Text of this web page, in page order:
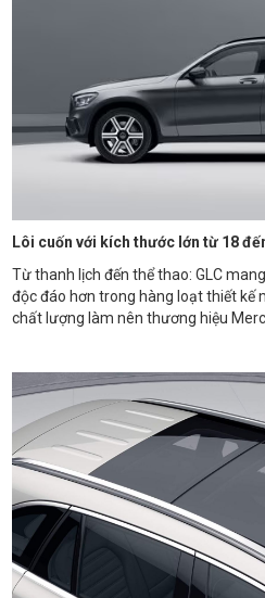
Lôi cuốn với kích thước lớn từ 18
Từ thanh lịch đến thể thao: GLC
độc đáo hơn trong hàng loạt thiết kế
chất lượng làm nên thương hiệu